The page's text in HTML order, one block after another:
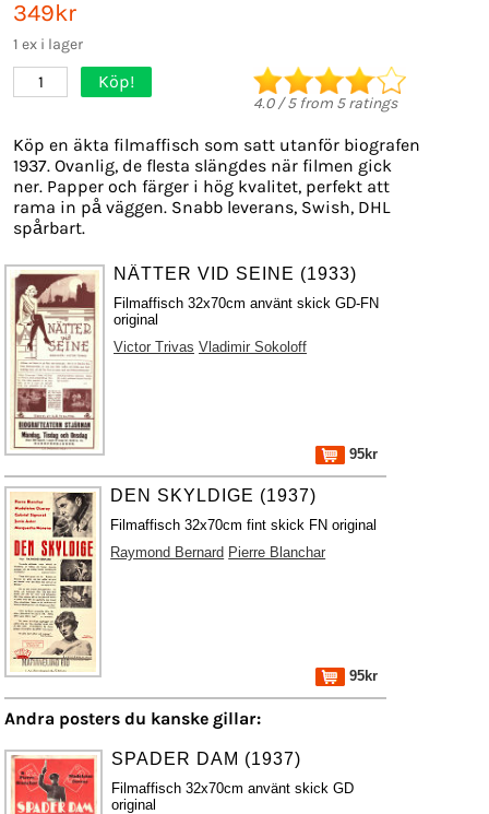
349kr
1 ex i lager
1 Köp!
4.0/5from 5ratings
Köp en äkta filmaffisch som satt utanför biografen
1937. Ovanlig, de flesta slängdes när filmen gick
ner. Papper och färger i hög kvalitet, perfekt att
rama in på väggen. Snabb leverans, Swish, DHL
spårbart.
NÄTTER VID SEINE (1933)
Filmaffisch 32x70cm använt skick GD-FN
original
Victor Trivas Vladimir Sokoloff
95kr
DEN SKYLDIGE (1937)
Filmaffisch 32x70cm fint skick FN original
Raymond Bernard Pierre Blanchar
95kr
Andra posters du kanske gillar:
SPADER DAM (1937)
Filmaffisch 32x70cm använt skick GD
original